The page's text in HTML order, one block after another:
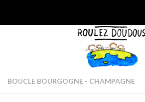
BOUCLE BOURGOGNE - CHAMPAGNE